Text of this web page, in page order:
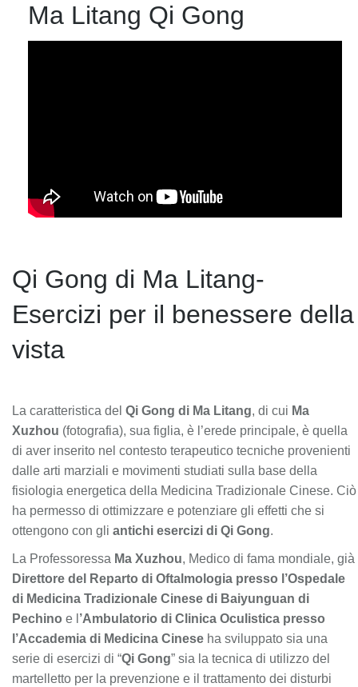
Ma Litang Qi Gong
Qi Gong di Ma Litang-
Esercizi per il benessere della
vista
La caratteristica del Qi Gong di Ma Litang, di cui Ma
Xuzhou (fotografia), sua figlia, è l’erede principale, è quella
di aver inserito nel contesto terapeutico tecniche provenienti
dalle arti marziali e movimenti studiati sulla base della
fisiologia energetica della Medicina Tradizionale Cinese. Ciò
ha permesso di ottimizzare e potenziare gli effetti che si
ottengono con gli antichi esercizi di Qi Gong.
La Professoressa Ma Xuzhou, Medico di fama mondiale, già
Direttore del Reparto di Oftalmologia presso l’Ospedale
di Medicina Tradizionale Cinese di Baiyunguan di
Pechino e l ’Ambulatorio di Clinica Oculistica presso
l’Accademia di Medicina Cinese ha sviluppato sia una
serie di esercizi di “Qi Gong” sia la tecnica di utilizzo del
martelletto per la prevenzione e il trattamento dei disturbi